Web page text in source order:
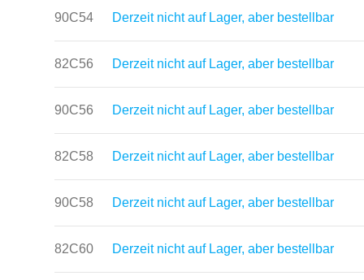
90C54 Derzeit nicht auf Lager, aber bestellbar
82C56 Derzeit nicht auf Lager, aber bestellbar
90C56 Derzeit nicht auf Lager, aber bestellbar
82C58 Derzeit nicht auf Lager, aber bestellbar
90C58 Derzeit nicht auf Lager, aber bestellbar
82C60 Derzeit nicht auf Lager, aber bestellbar